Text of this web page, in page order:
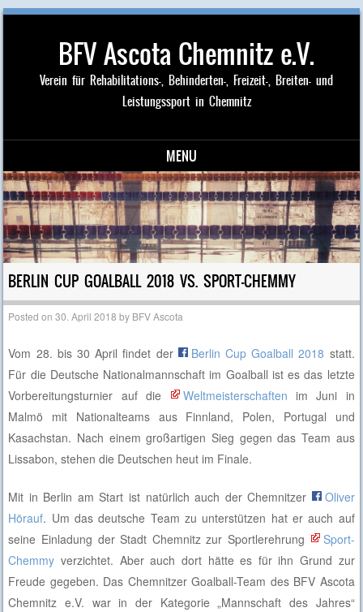
BFV Ascota Chemnitz e.V.
Verein für Rehabilitations-, Behinderten-, Freizeit-, Breiten- und
Leistungssport in Chemnitz
MENU
Skip to content
BERLIN CUP GOALBALL 2018 VS. SPORT-CHEMMY
Posted on30. April 2018 by BFV Ascota
Vom 28. bis 30 April findet der Berlin Cup Goalball 2018 statt.
Für die Deutsche Nationalmannschaft im Goalball ist es das letzte
Vorbereitungsturnier auf die
Weltmeisterschaften im Juni in
Malmö mit Nationalteams aus Finnland, Polen, Portugal und
Kasachstan. Nach einem großartigen Sieg gegen das Team aus
Lissabon, stehen die Deutschen heut im Finale.
Mit in Berlin am Start ist natürlich auch der Chemnitzer
Oliver
Hörauf. Um das deutsche Team zu unterstützen hat er auch auf
seine Einladung der Stadt Chemnitz zur Sportlerehrung
Sport-
Chemmy verzichtet. Aber auch dort hätte es für ihn Grund zur
Freude gegeben. Das Chemnitzer Goalball-Team des BFV Ascota
Chemnitz e.V. war in der Kategorie „Mannschaft des Jahres“